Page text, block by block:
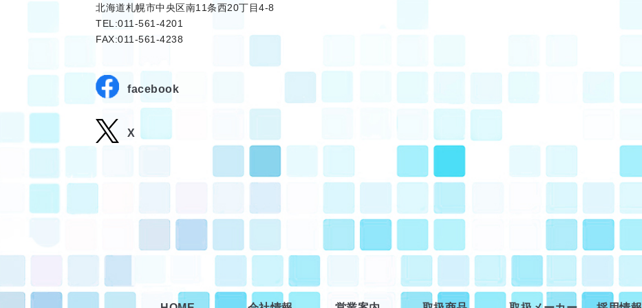
北海道札幌市中央区南11条西20丁目4-8
TEL:011-561-4201
FAX:011-561-4238
facebook
X